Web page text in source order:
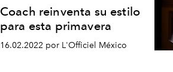
Coach reinventa su estilo
para esta primavera
16.02.2022 por L'Officiel México